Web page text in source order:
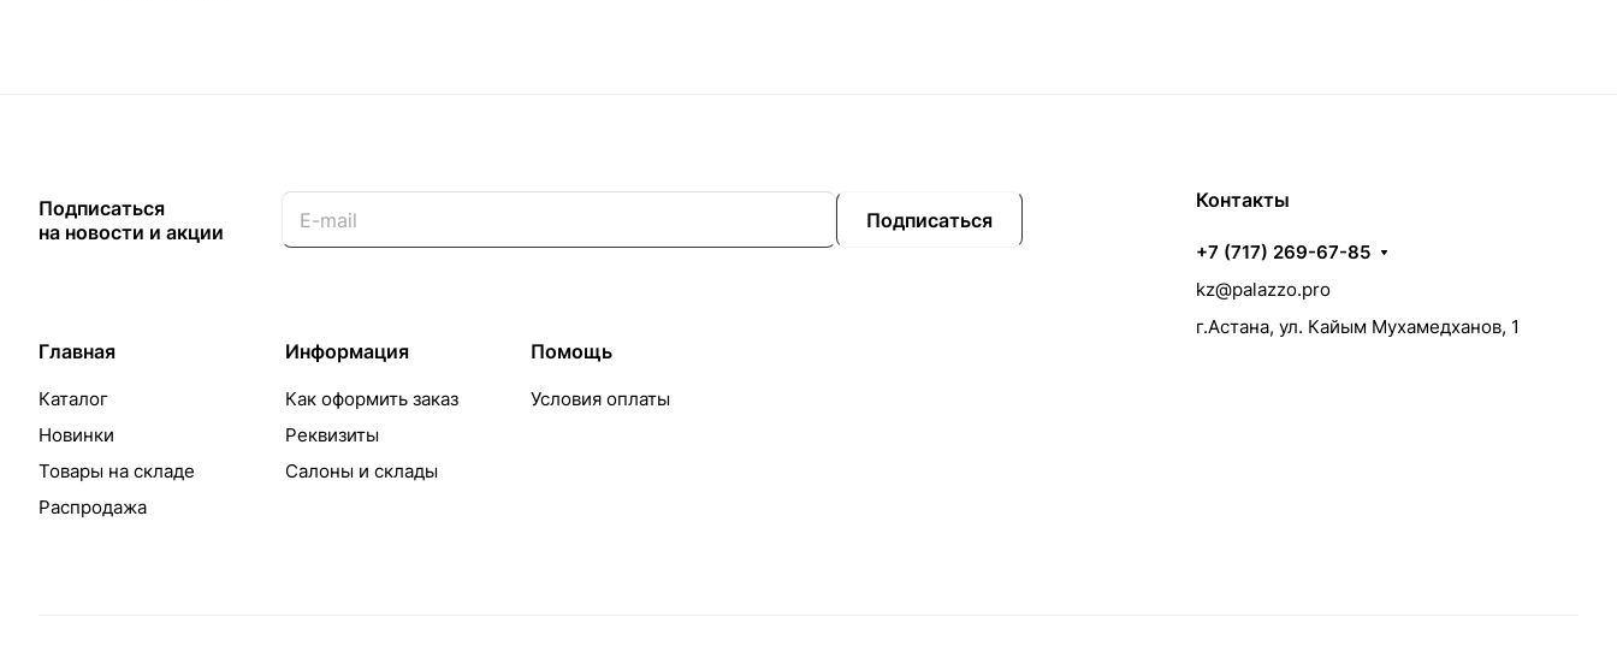
Подписаться
на новости и акции
Подписаться
Главная
Каталог
Новинки
Товары на складе
Распродажа
Информация
Как оформить заказ
Реквизиты
Салоны и склады
Помощь
Условия оплаты
Контакты
+7 (717) 269-67-85
kz@palazzo.pro
г.Астана, ул. Кайым Мухамедханов, 1